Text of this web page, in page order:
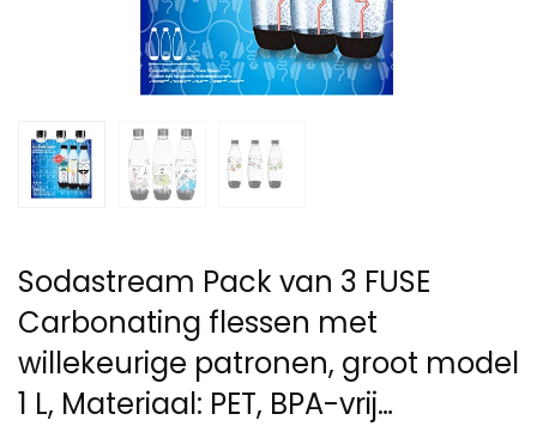
Sodastream Pack van 3 FUSE
Carbonating flessen met
willekeurige patronen, groot model
1 L, Materiaal: PET, BPA-vrij…